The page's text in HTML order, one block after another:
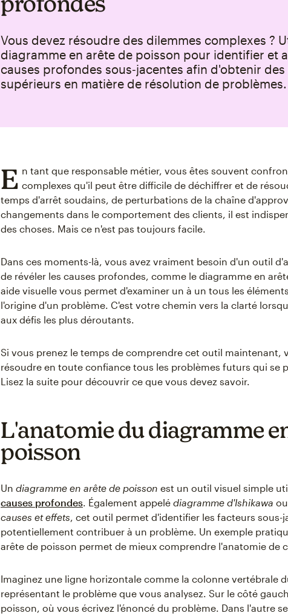
Vous devez résoudre des dilemmes complexes ?
diagramme en arête de poisson pour identifier et
causes profondes sous‑jacentes afin d'obtenir
supérieurs en matière de résolution de problèmes.
E n tant que responsable métier, vous êtes souvent
complexes qu'il peut être difficile de déchiffrer et de
temps d'arrêt soudains, de perturbations de la chaîne
changements dans le comportement des clients, il est
des choses. Mais ce n'est pas toujours facile.
Dans ces moments-là, vous avez vraiment besoin d'un outil
de révéler les causes profondes, comme le diagramme en
aide visuelle vous permet d'examiner un à un tous les
l'origine d'un problème. C'est votre chemin vers la clarté
aux défis les plus déroutants.
Si vous prenez le temps de comprendre cet outil maintenant,
résoudre en toute confiance tous les problèmes futurs qui se
Lisez la suite pour découvrir ce que vous devez savoir.
L'anatomie du diagramme
poisson
Un diagramme en arête de poisson est un outil visuel simple
causes profondes. Également appelé diagramme d'Ishikawa ou
causes et effets, cet outil permet d'identifier les facteurs sous-
potentiellement contribuer à un problème. Un exemple
arête de poisson permet de mieux comprendre l'anatomie de
Imaginez une ligne horizontale comme la colonne vertébrale
représentant le problème que vous analysez. Sur le côté
poisson, où vous écrivez l'énoncé du problème. Dans l'autre